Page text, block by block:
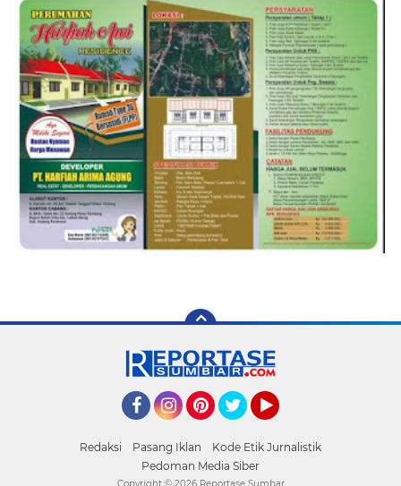
Redaksi Pasang Iklan
Kode Etik Jurnalistik
Pedoman Media Siber
Copyright © 2026 Reportase Sumbar